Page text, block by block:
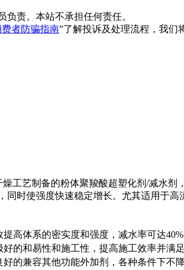
责。本站不承担任何责任。
费者防骗指南”了解投诉及处理流程，我们
工艺制备的粉体聚羧酸超塑化剂/减水
时使强度快速稳定增长。尤其适用于
高体系的密实度和强度，减水率可达
的和易性和施工性，提高施工效率并满
的兼容其他功能外加剂，各种条件下不